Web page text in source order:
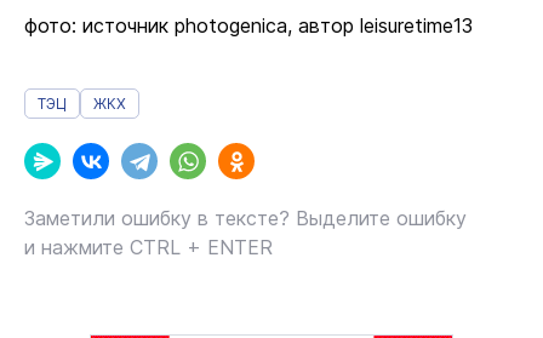
фото: источник photogenica, автор leisuretime13
ТЭЦ ЖКХ
Заметили ошибку в тексте? Выделите ошибку
и нажмите CTRL + ENTER